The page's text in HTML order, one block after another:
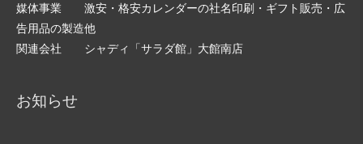
媒体事業 激安・格安カレンダーの社名印刷・ギフト販売・広
告用品の製造他
関連会社 シャディ「サラダ館」大館南店
お知らせ